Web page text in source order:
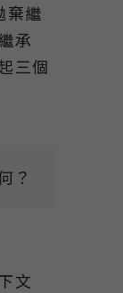
棄繼
承
三個
？
文